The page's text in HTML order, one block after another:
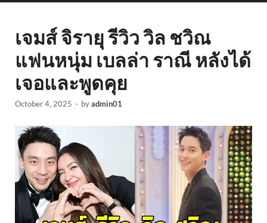
เจมส์ จิรายุ รีวิว วิล ชวิณ
แฟนหนุ่ม เบลล่า ราณี หลังได้
เจอและพูดคุย
October 4, 2025 - byadmin01